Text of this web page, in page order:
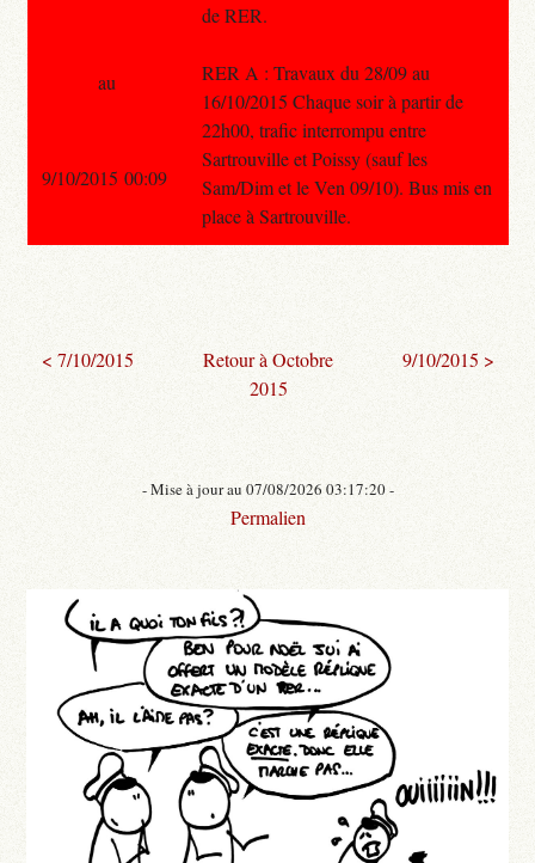
de RER.
RER A : Travaux du 28/09 au
16/10/2015 Chaque soir à partir de
22h00, trafic interrompu entre
Sartrouville et Poissy (sauf les
Sam/Dim et le Ven 09/10). Bus mis en
place à Sartrouville.
au
9/10/2015 00:09
< 7/10/2015
Retour à Octobre
2015
9/10/2015 >
- Mise à jour au 07/08/2026 03:17:20 -
Permalien